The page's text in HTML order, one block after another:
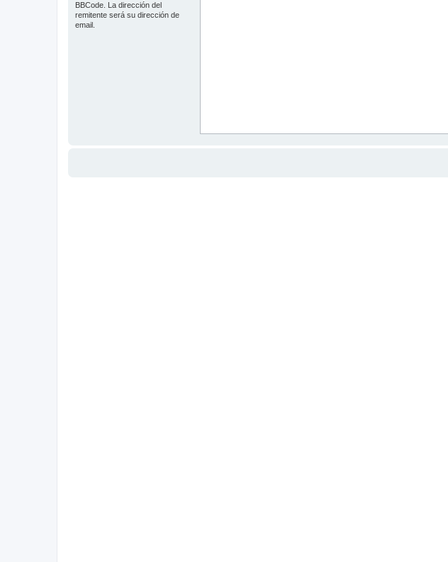
BBCode. La dirección del
remitente será su dirección de
email.